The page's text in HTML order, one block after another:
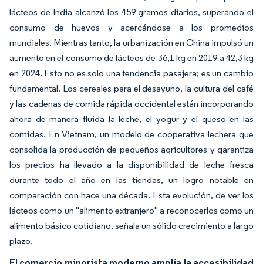
lácteos de India alcanzó los 459 gramos diarios, superando el
consumo de huevos y acercándose a los promedios
mundiales. Mientras tanto, la urbanización en China impulsó un
aumento en el consumo de lácteos de 36,1 kg en 2019 a 42,3 kg
en 2024. Esto no es solo una tendencia pasajera; es un cambio
fundamental. Los cereales para el desayuno, la cultura del café
y las cadenas de comida rápida occidental están incorporando
ahora de manera fluida la leche, el yogur y el queso en las
comidas. En Vietnam, un modelo de cooperativa lechera que
consolida la producción de pequeños agricultores y garantiza
los precios ha llevado a la disponibilidad de leche fresca
durante todo el año en las tiendas, un logro notable en
comparación con hace una década. Esta evolución, de ver los
lácteos como un "alimento extranjero" a reconocerlos como un
alimento básico cotidiano, señala un sólido crecimiento a largo
plazo.